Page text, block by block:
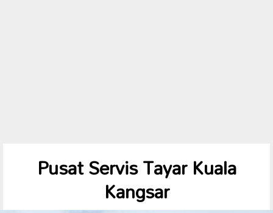
Pusat Servis Tayar Kuala
Kangsar